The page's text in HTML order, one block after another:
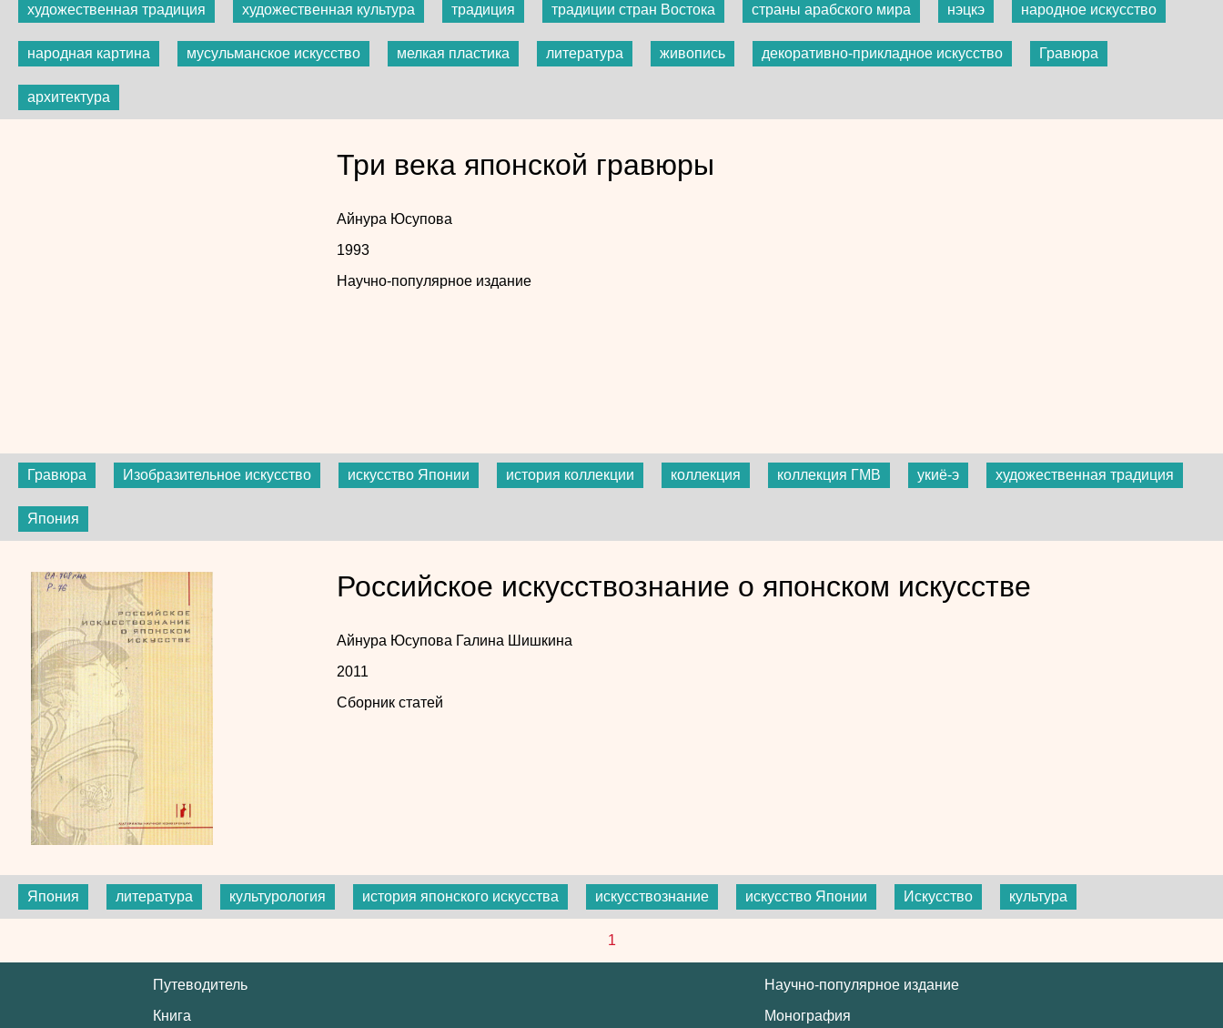
художественная традиция художественная культура традиция традиции стран Востока страны арабского мира нэцкэ народное искусство
народная картина мусульманское искусство мелкая пластика литература живопись декоративно-прикладное искусство Гравюра
архитектура
Три века японской гравюры
Айнура Юсупова
1993
Научно-популярное издание
Гравюра Изобразительное искусство искусство Японии история коллекции коллекция коллекция ГМВ укиё-э художественная традиция
Япония
Российское искусствознание о японском искусстве
Айнура Юсупова Галина Шишкина
2011
Сборник статей
Япония литература культурология история японского искусства искусствознание искусство Японии Искусство культура
1
Путеводитель
Книга
Научно-популярное издание
Монография